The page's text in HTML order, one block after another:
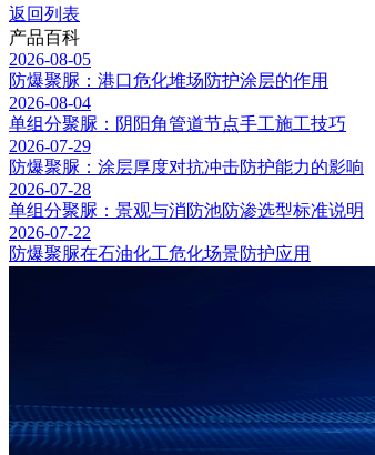
返回列表
产品百科
2026-08-05
防爆聚脲：港口危化堆场防护涂层的作用
2026-08-04
单组分聚脲：阴阳角管道节点手工施工技巧
2026-07-29
防爆聚脲：涂层厚度对抗冲击防护能力的影响
2026-07-28
单组分聚脲：景观与消防池防渗选型标准说明
2026-07-22
防爆聚脲在石油化工危化场景防护应用